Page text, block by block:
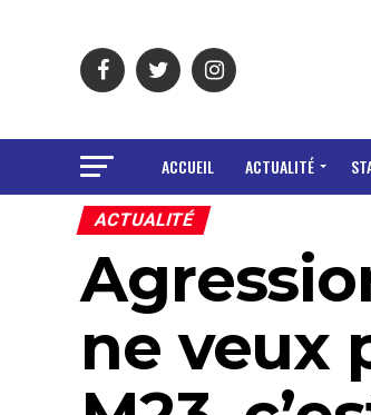
ACCUEIL ACTUALITÉ
ACTUALITÉ
ne veux